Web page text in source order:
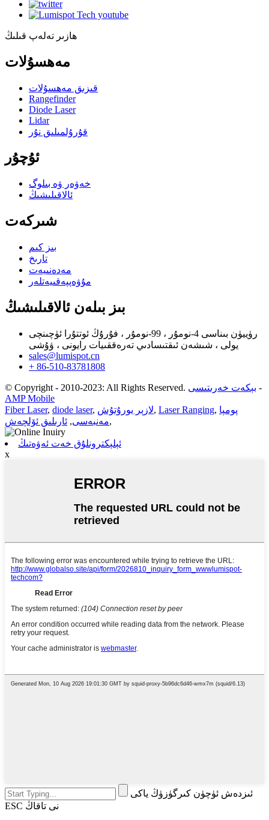
ھازىر تەلەپ قىلىڭ
مەھسۇلات
قىزىق مەھسۇلات
Rangefinder
Diode Laser
Lidar
قۇرۇلمىلىق نۇر
ئۇچۇر
خەۋەر ۋە بىلوگ
ئالاقىلىشىڭ
شىركەت
بىز كىم
تارىخ
مەدەنىيەت
مۇۋەپپەقىيەتلەر
بىز بىلەن ئالاقىلىشىڭ
رۈييۈن بىناسى 4-نومۇر ، 99-نومۇر ، فۇرۇڭ ئوتتۇرا ئۈچىنچى
يولى ، شىشەن ئىقتىسادىي تەرەققىيات رايونى ، ۋۇشى
sales@lumispot.cn
+ 86-510-83781808
© Copyright - 2010-2023: All Rights Reserved. بېكەت خەرىتىسى -
AMP Mobile
Fiber Laser, diode laser, لازېر يورۇتۇش, Laser Ranging, پومپا
مەنبەسى, ئارىلىق ئۆلچەش ,
ئېلېكترونلۇق خەت ئەۋەتىڭ
x
ئىزدەش ئۈچۈن كىرگۈزۈڭ ياكى
ESC نى تاقاڭ